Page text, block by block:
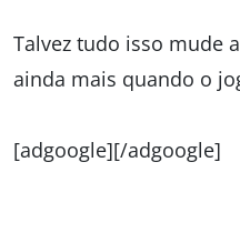
Talvez tudo isso mude
ainda mais quando o
[adgoogle][/adgoogle]